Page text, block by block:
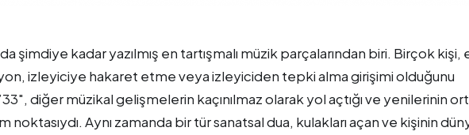
şimdiye kadar yazılmış en tartışmalı müzik parçalarından biri. Birçok kişi,
izleyiciye hakaret etme veya izleyiciden tepki alma girişimi olduğunu
diğer müzikal gelişmelerin kaçınılmaz olarak yol açtığı ve yenilerinin
noktasıydı. Aynı zamanda bir tür sanatsal dua, kulakları açan ve kişinin